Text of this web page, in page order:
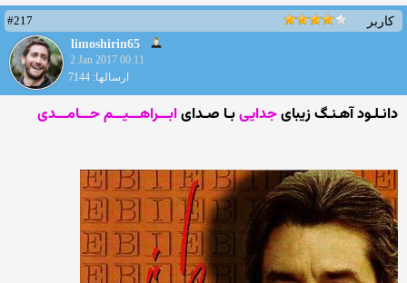
کاربر
#217
limoshirin65
2 Jan 2017 00:11
ارسالها: 7144
دانـلـود آهـنـگ زیبایجداییبـا صـدایابـــراهـــیـــم حـــامـــدی